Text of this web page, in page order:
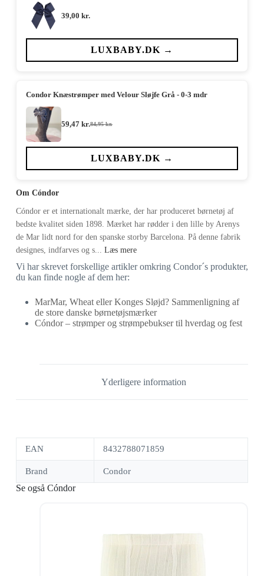
39,00 kr.
LUXBABY.DK →
Condor Knæstrømper med Velour Sløjfe Grå - 0-3 mdr
84,95kr.
Den
pris
var:
59,47 kr.Den
pris
er:
LUXBABY.DK →
Om Cóndor
Cóndor er et internationalt mærke, der har produceret børnetøj af
bedste kvalitet siden 1898. Mærket har rødder i den lille by Arenys
de Mar lidt nord for den spanske storby Barcelona. På denne fabrik
designes, indfarves og s... Læs mere
Vi har skrevet forskellige artikler omkring Condor´s produkter,
du kan finde nogle af dem her:
MarMar, Wheat eller Konges Sløjd? Sammenligning af
de store danske børnetøjsmærker
Cóndor – strømper og strømpebukser til hverdag og fest
Yderligere information
EAN 8432788071859
Brand Condor
Se også Cóndor